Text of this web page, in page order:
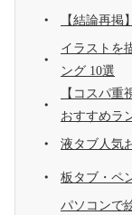
【結論再掲
イラストを
ング 10選
【コスパ
おすすめラ
液タブ人気
板タブ・ペ
パソコンで